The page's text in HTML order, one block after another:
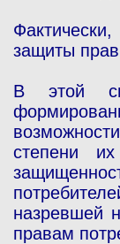
защиты
В этой
степени
назревшей
правам